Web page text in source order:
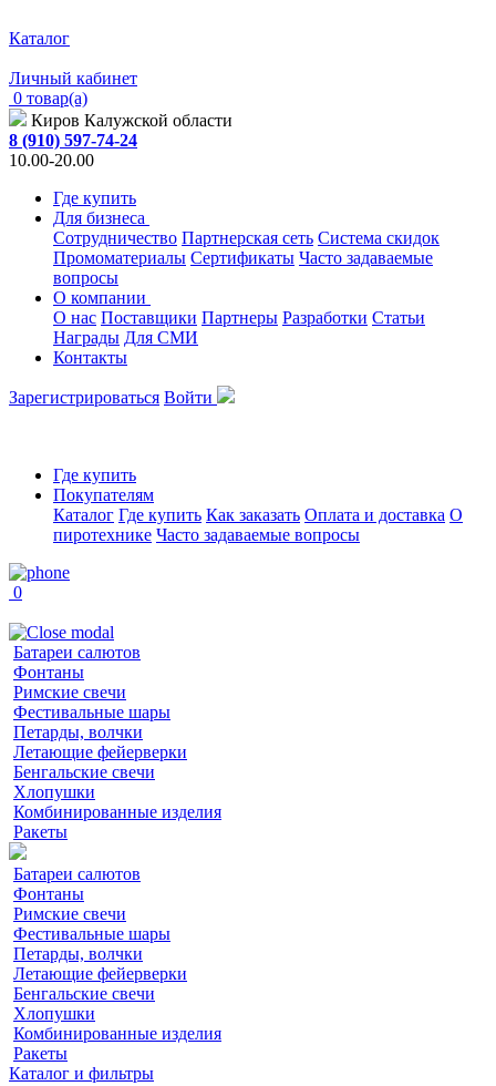
Каталог
Личный кабинет
0 товар(а)
Киров Калужской области
8 (910) 597-74-24
10.00-20.00
Где купить
Для бизнеса
Сотрудничество Партнерская сеть Система скидок
Промоматериалы Сертификаты Часто задаваемые
вопросы
О компании
О нас Поставщики Партнеры Разработки Статьи
Награды Для СМИ
Контакты
Зарегистрироваться Войти
Где купить
Покупателям
Каталог Где купить Как заказать Оплата и доставка О
пиротехнике Часто задаваемые вопросы
0
Батареи салютов
Фонтаны
Римские свечи
Фестивальные шары
Петарды, волчки
Летающие фейерверки
Бенгальские свечи
Хлопушки
Комбинированные изделия
Ракеты
Батареи салютов
Фонтаны
Римские свечи
Фестивальные шары
Петарды, волчки
Летающие фейерверки
Бенгальские свечи
Хлопушки
Комбинированные изделия
Ракеты
Каталог и фильтры